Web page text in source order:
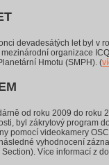
devadesátých let byl v
organizace
Hmotu (SMPH). (
od roku 2009 do
byl zákrytový program
pomocí videokamery
vyhodnocení
Více informací z